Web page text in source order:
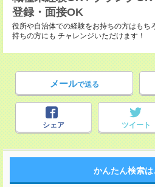
登録・面接OK
役所や自治体での経験をお持ちの方はもち
持ちの方にも チャレンジいただけます！
メールで送る
シェア ツイート
かんたん検索は